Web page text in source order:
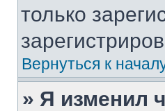
только
Вернуться к
» Я изменил